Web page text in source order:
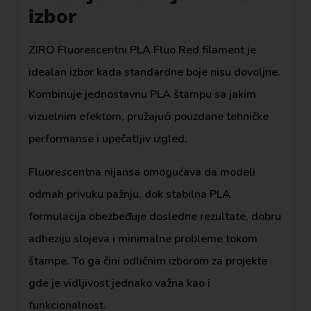
izbor
ZIRO Fluorescentni PLA Fluo Red filament je
idealan izbor kada standardne boje nisu dovoljne.
Kombinuje jednostavnu PLA štampu sa jakim
vizuelnim efektom, pružajući pouzdane tehničke
performanse i upečatljiv izgled.
Fluorescentna nijansa omogućava da modeli
odmah privuku pažnju, dok stabilna PLA
formulacija obezbeđuje dosledne rezultate, dobru
adheziju slojeva i minimalne probleme tokom
štampe. To ga čini odličnim izborom za projekte
gde je vidljivost jednako važna kao i
funkcionalnost.